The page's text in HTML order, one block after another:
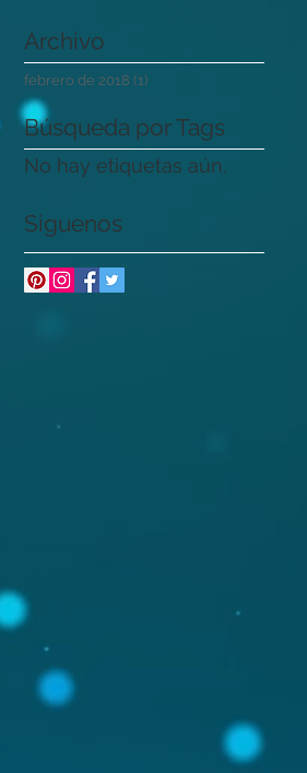
Archivo
febrero de 2018 (1)
Búsqueda por Tags
No hay etiquetas aún.
Siguenos